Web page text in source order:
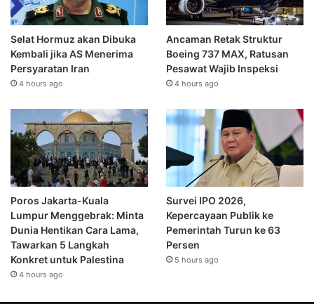
Selat Hormuz akan Dibuka
Kembali jika AS Menerima
Persyaratan Iran
4 hours ago
Ancaman Retak Struktur
Boeing 737 MAX, Ratusan
Pesawat Wajib Inspeksi
4 hours ago
Poros Jakarta-Kuala
Lumpur Menggebrak: Minta
Dunia Hentikan Cara Lama,
Tawarkan 5 Langkah
Konkret untuk Palestina
4 hours ago
Survei IPO 2026,
Kepercayaan Publik ke
Pemerintah Turun ke 63
Persen
5 hours ago